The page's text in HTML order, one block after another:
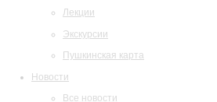
Лекции
Экскурсии
Пушкинская карта
Новости
Все новости